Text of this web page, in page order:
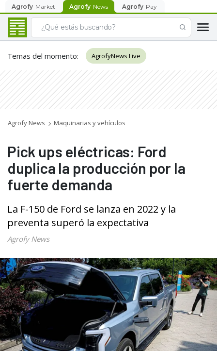
Agrofy Market Agrofy News Agrofy Pay
Temas del momento: AgrofyNews Live
Agrofy News Maquinarias y vehículos
Pick ups eléctricas: Ford
duplica la producción por la
fuerte demanda
La F-150 de Ford se lanza en 2022 y la
preventa superó la expectativa
Agrofy News